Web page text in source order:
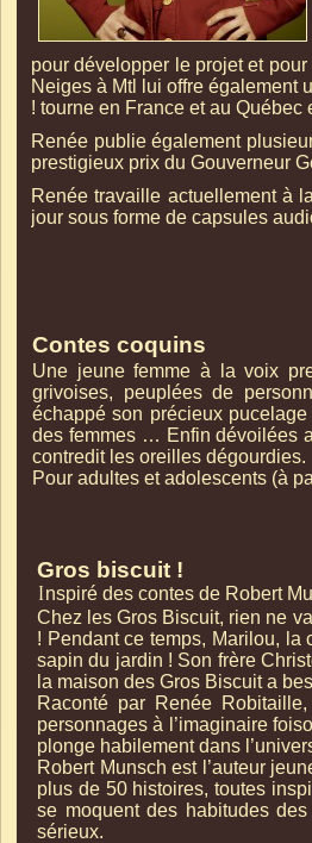
pour développer le projet et
Neiges à Mtl lui offre également
! tourne en France et au Québec
Renée publie également
prestigieux prix du Gouverneur
Renée travaille actuellement à
jour sous forme de capsules
Contes coquins
Une jeune femme à la voix
grivoises, peuplées de
échappé son précieux
des femmes … Enfin dévoilées
contredit les oreilles dégourdies.
Pour adultes et adolescents (à
Inspiré des contes de Robert
Chez les Gros Biscuit, rien ne
! Pendant ce temps, Marilou, la
sapin du jardin ! Son frère
la maison des Gros Biscuit a
Raconté par Renée
personnages à l’imaginaire
plonge habilement dans
Robert Munsch est l’auteur
plus de 50 histoires, toutes
se moquent des habitudes
sérieux.
Gros biscuit !